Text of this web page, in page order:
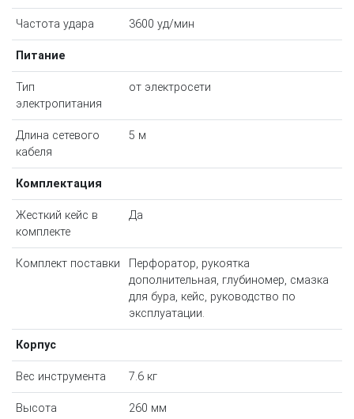
Частота удара 3600 уд/мин
Питание
Тип
электропитания
от электросети
Длина сетевого
кабеля
5 м
Комплектация
Жесткий кейс в
комплекте
Да
Комплект поставки
Перфоратор, рукоятка
дополнительная, глубиномер, смазка
для бура, кейс, руководство по
эксплуатации.
Корпус
Вес инструмента 7.6 кг
Высота
260 мм